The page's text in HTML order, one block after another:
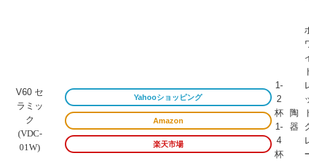
V60 セ
ラミッ
ク
(VDC-
01W)
Yahooショッピング
Amazon
楽天市場
1-
2
杯
1-
4
杯
陶
器